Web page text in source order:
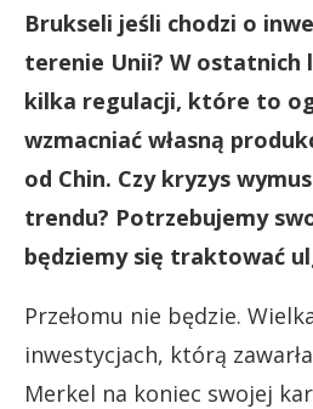
Brukseli jeśli chodzi o
terenie Unii? W ostatnich
kilka regulacji, które to
wzmacniać własną
od Chin. Czy kryzys
trendu? Potrzebujemy
będziemy się traktować
Przełomu nie będzie.
inwestycjach, którą
Merkel na koniec swojej